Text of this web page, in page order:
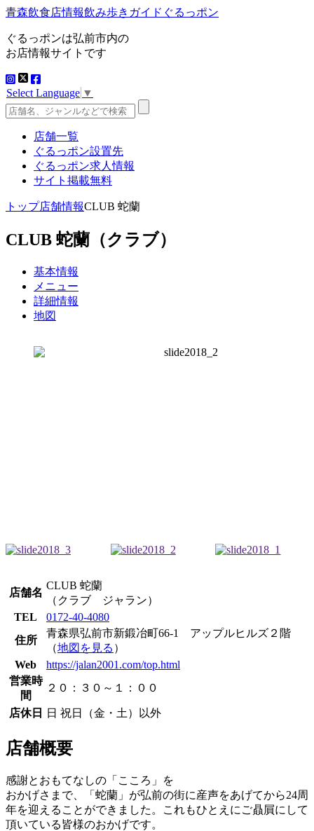
青森飲食店情報飲み歩きガイドぐるっポン
ぐるっポンは弘前市内の
お店情報サイトです
Select Language ▼
店舗一覧
ぐるっポン設置先
ぐるっポン求人情報
サイト掲載無料
トップ店舗情報CLUB 蛇蘭
CLUB 蛇蘭 （クラブ）
基本情報
メニュー
詳細情報
地図
店舗名
CLUB 蛇蘭
（クラブ ジャラン）
TEL
0172-40-4080
住所
青森県弘前市新鍛冶町66-1 アップルヒルズ２階
（地図を見る ）
Web
https://jalan2001.com/top.html
営業時
間
２０：３０～１：００
店休日 日 祝日（金・土）以外
店舗概要
感謝とおもてなしの「こころ」を
おかげさまで、「蛇蘭」が弘前の街に産声をあげてから24周
年を迎えることができました。これもひとえにご贔屓にして
頂いている皆様のおかげです。